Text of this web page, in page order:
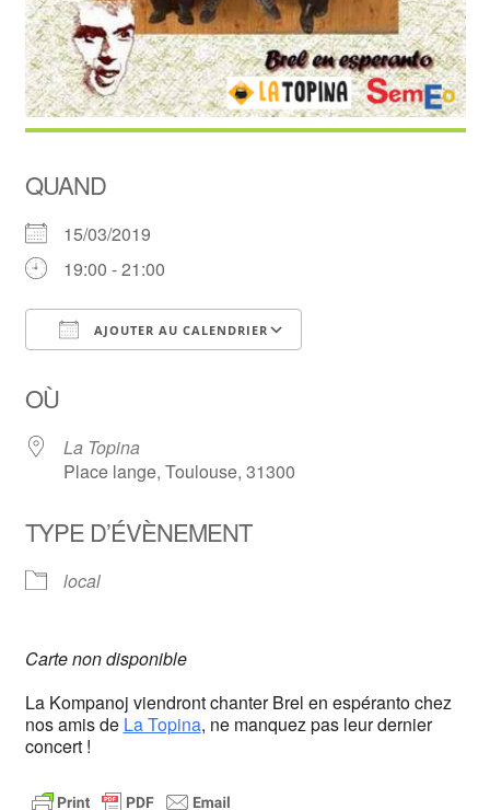
QUAND
15/03/2019
19:00 - 21:00
AJOUTER AU CALENDRIER
OÙ
La Topina
Place lange, Toulouse, 31300
TYPE D’ÉVÈNEMENT
local
Carte non disponible
La Kompanoj viendront chanter Brel en espéranto chez
nos amis de La Topina, ne manquez pas leur dernier
concert !